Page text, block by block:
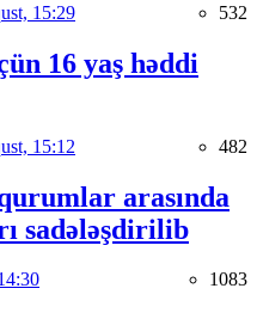
15:29 532
16 yaş həddi
15:12 482
arasında
sadələşdirilib
1083